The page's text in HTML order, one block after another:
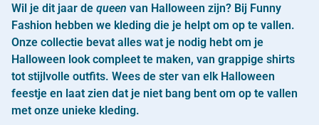
Wil je dit jaar de queen van Halloween zijn? Bij Funny
Fashion hebben we kleding die je helpt om op te vallen.
Onze collectie bevat alles wat je nodig hebt om je
Halloween look compleet te maken, van grappige shirts
tot stijlvolle outfits. Wees de ster van elk Halloween
feestje en laat zien dat je niet bang bent om op te vallen
met onze unieke kleding.